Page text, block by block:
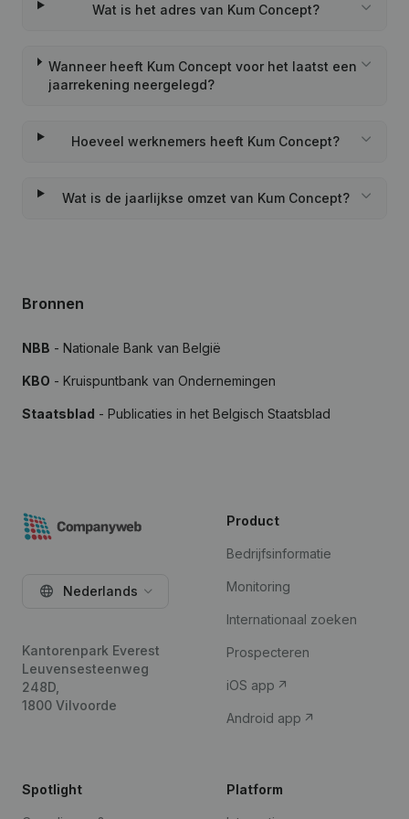
Wat is het adres van Kum Concept?
Wanneer heeft Kum Concept voor het laatst een
jaarrekening neergelegd?
Hoeveel werknemers heeft Kum Concept?
Wat is de jaarlijkse omzet van Kum Concept?
Bronnen
NBB - Nationale Bank van België
KBO - Kruispuntbank van Ondernemingen
Staatsblad - Publicaties in het Belgisch Staatsblad
Nederlands
Kantorenpark Everest
Leuvensesteenweg
248D,
1800 Vilvoorde
Product
Bedrijfsinformatie
Monitoring
Internationaal zoeken
Prospecteren
iOS app
Android app
Spotlight Platform